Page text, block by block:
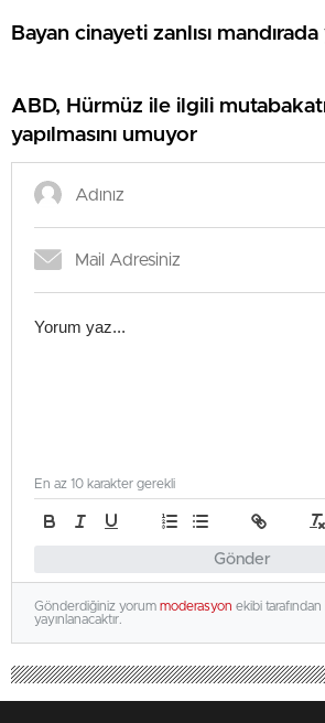
Bayan cinayeti zanlısı
ABD, Hürmüz ile ilgili
yapılmasını umuyor
Gönder
En az 10 karakter gerekli
Gönderdiğiniz yorum moderasyon ekibi
yayınlanacaktır.